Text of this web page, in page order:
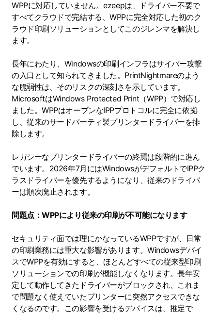
WPPに対応していません。ezeepは、ドライバー不要で
すべてクラウドで完結する、WPPに完全対応した初のク
ラウド印刷ソリューションとしてこのジレンマを解決し
ます。
長年にわたり、Windowsの印刷インフラはサイバー攻撃
の入口として知られてきました。PrintNightmareのよう
な脆弱性は、そのリスクの深刻さを示しています。
MicrosoftはWindows Protected Print（WPP）で対応し
ました。WPPはオープンなIPPプロトコルに完全に依拠
し、従来のサードパーティ製プリンタードライバーを排
除します。
レガシーなプリンタードライバーの終焉は段階的に進ん
でいます。2026年7月にはWindowsがデフォルトでIPPク
ラスドライバーを優先するようになり、従来のドライバ
ーは順次廃止されます。
問題点：WPPにより従来の印刷が不可能になります
セキュリティ面では理にかなっているWPPですが、日常
の印刷業務には重大な影響があります。Windowsデバイ
スでWPPを有効にすると、ほとんどすべての従来型印刷
ソリューションでの印刷が機能しなくなります。長年安
定して動作してきたドライバーがブロックされ、これま
で問題なく使えていたプリンターに突然アクセスできな
くなるのです。この影響を受けるデバイスは、推定で